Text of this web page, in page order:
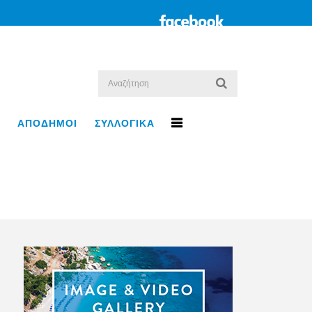
ΑΠΟΔΗΜΟΙ ΣΥΛΛΟΓΙΚΑ